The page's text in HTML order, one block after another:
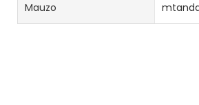
Mauzo